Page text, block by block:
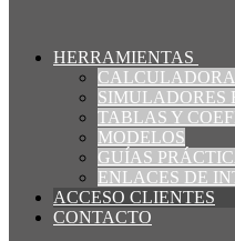
HERRAMIENTAS
SIMULADORES
TABLAS Y
MODELOS
GUÍAS
ENLACES DE
ACCESO CLIENTES
CONTACTO